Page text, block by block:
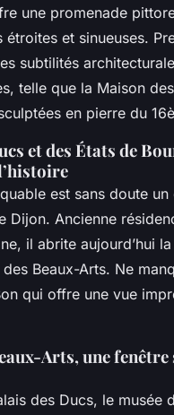
une promenade
étroites et sinueuses.
subtilités
telle que la Maison
en pierre du
et des États de
est sans doute un
Dijon. Ancienne
il abrite aujourd’hui
Beaux-Arts. Ne
qui offre une vue
Arts, une
des Ducs, le musée